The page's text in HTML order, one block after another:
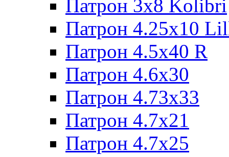
Патрон 3x8 Kolibri
Патрон 4.25x10
Патрон 4.5x40 R
Патрон 4.6x30
Патрон 4.73x33
Патрон 4.7x21
Патрон 4.7x25